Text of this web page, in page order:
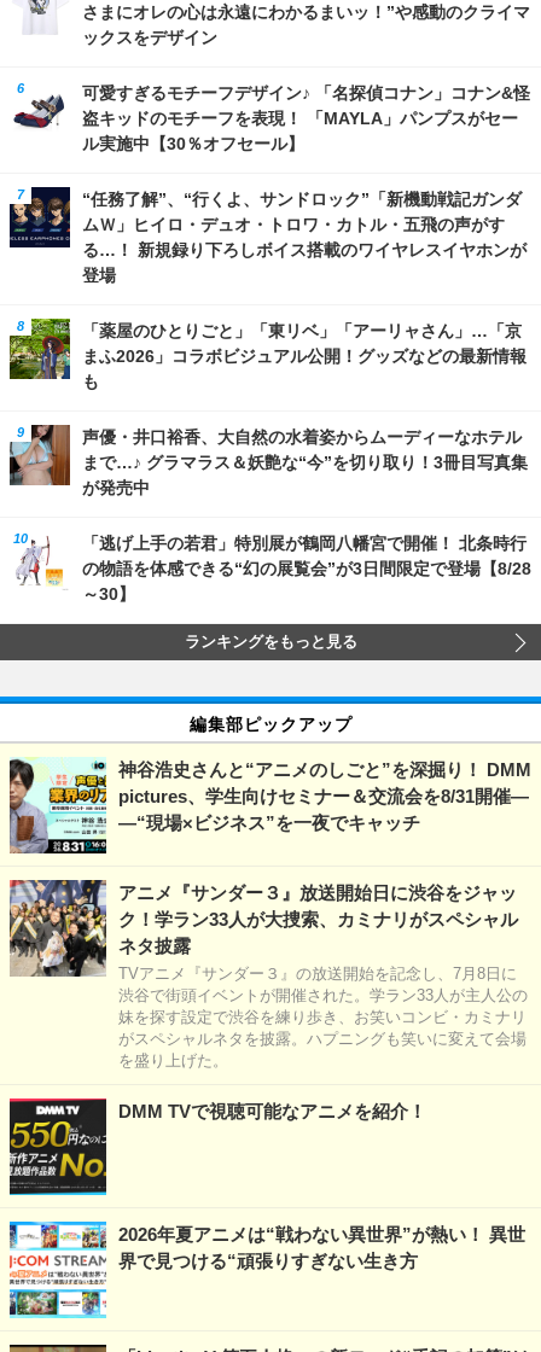
さまにオレの心は永遠にわかるまいッ！”や感動のクライマ
ックスをデザイン
可愛すぎるモチーフデザイン♪ 「名探偵コナン」コナン&怪
盗キッドのモチーフを表現！ 「MAYLA」パンプスがセー
ル実施中【30％オフセール】
“任務了解”、“行くよ、サンドロック”「新機動戦記ガンダ
ムＷ」ヒイロ・デュオ・トロワ・カトル・五飛の声がす
る…！ 新規録り下ろしボイス搭載のワイヤレスイヤホンが
登場
「薬屋のひとりごと」「東リベ」「アーリャさん」…「京
まふ2026」コラボビジュアル公開！グッズなどの最新情報
も
声優・井口裕香、大自然の水着姿からムーディーなホテル
まで…♪ グラマラス＆妖艶な“今”を切り取り！3冊目写真集
が発売中
「逃げ上手の若君」特別展が鶴岡八幡宮で開催！ 北条時行
の物語を体感できる“幻の展覧会”が3日間限定で登場【8/28
～30】
ランキングをもっと見る
編集部ピックアップ
神谷浩史さんと“アニメのしごと”を深掘り！ DMM
pictures、学生向けセミナー＆交流会を8/31開催―
―“現場×ビジネス”を一夜でキャッチ
アニメ『サンダー３』放送開始日に渋谷をジャッ
ク！学ラン33人が大捜索、カミナリがスペシャル
ネタ披露
TVアニメ『サンダー３』の放送開始を記念し、7月8日に
渋谷で街頭イベントが開催された。学ラン33人が主人公の
妹を探す設定で渋谷を練り歩き、お笑いコンビ・カミナリ
がスペシャルネタを披露。ハプニングも笑いに変えて会場
を盛り上げた。
DMM TVで視聴可能なアニメを紹介！
2026年夏アニメは“戦わない異世界”が熱い！ 異世
界で見つける“頑張りすぎない生き方